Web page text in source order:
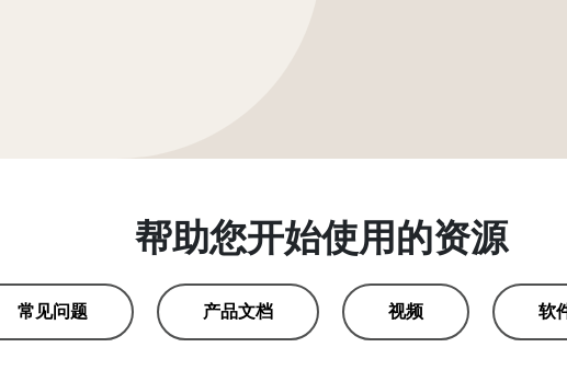
帮助您开始使用的资源
常见问题 产品文档 视频 软